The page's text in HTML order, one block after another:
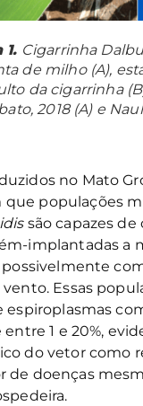
1. Cigarrinha
de milho (A),
da cigarrinha
2018 (A) e
no Mato
populações
são capazes de
implantadas a
Essas
espiroplasmas
1 e 20%,
do vetor como
de doenças